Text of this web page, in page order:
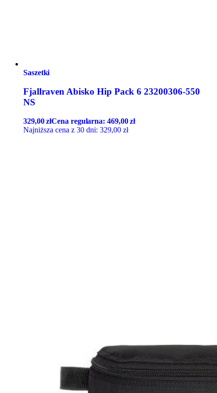
Saszetki
Fjallraven Abisko Hip Pack 6 23200306-550
NS
329,00złCena regularna:469,00zł
Najniższa cena z 30 dni: 329,00 zł